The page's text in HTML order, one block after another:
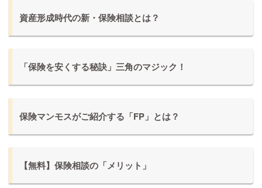
資産形成時代の新・保険相談とは？
「保険を安くする秘訣」三角のマジック！
保険マンモスがご紹介する「FP」とは？
【無料】保険相談の「メリット」